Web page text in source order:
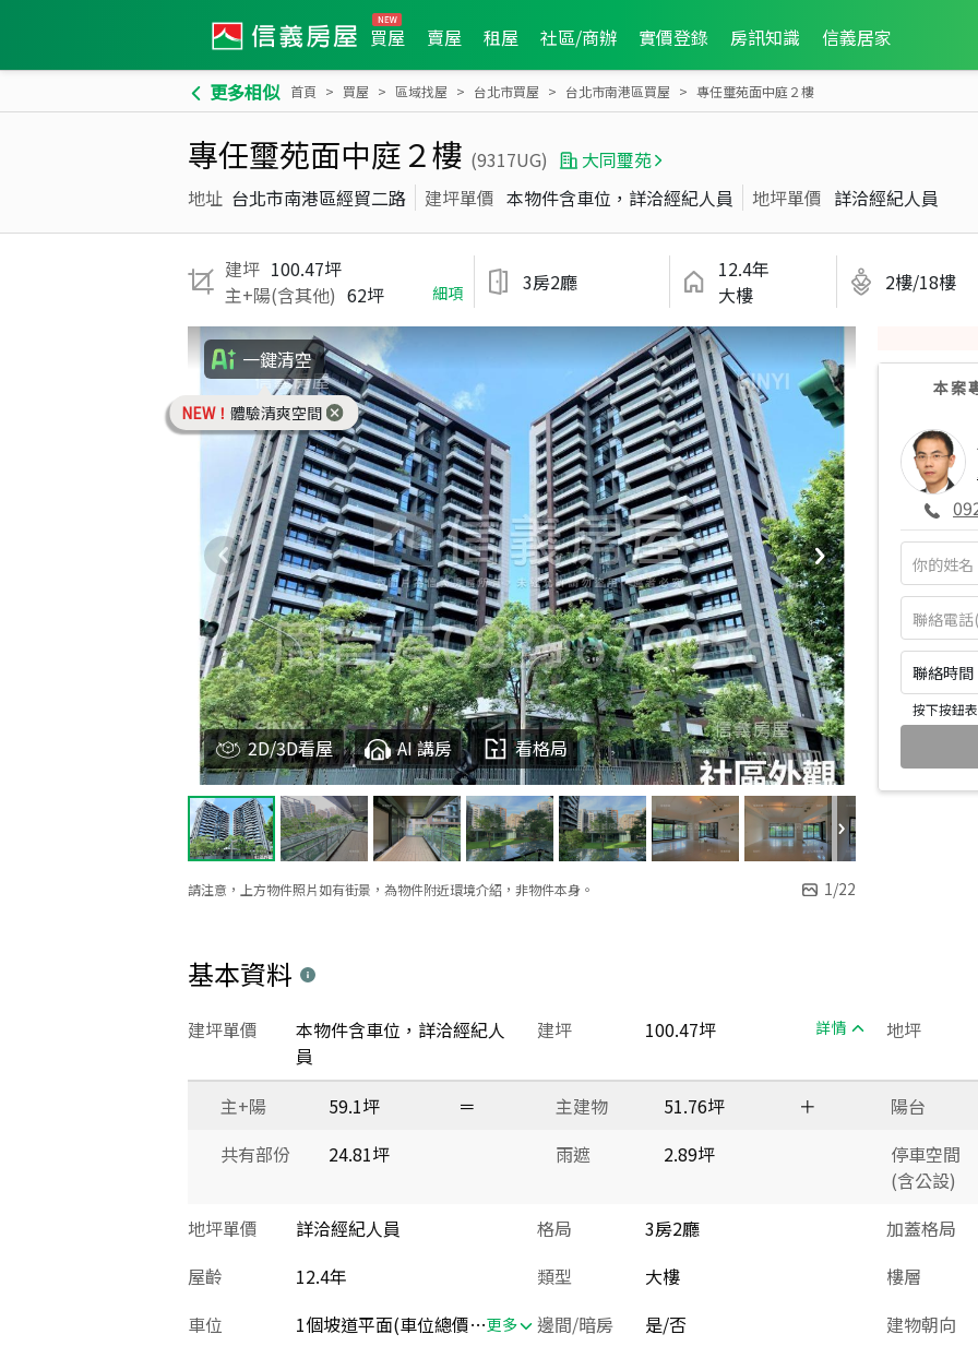
買屋 賣屋 租屋 社區/商辦 實價登錄 房訊知識 信義居家
更多相似 首頁 買屋 區域找屋 台北市買屋 台北市南港區買屋 專任璽苑面中庭２樓
專任璽苑面中庭２樓 (9317UG)
大同璽苑
地址 台北市南港區經貿二路 建坪單價 本物件含車位，詳洽經紀人員 地坪單價 詳洽經紀人員
建坪 100.47坪
主+陽(含其他) 62坪 細項 3房2廳
12.4年
大樓
2樓/18樓
一鍵清空
NEW！ 體驗清爽空間
請注意，上方物件照片如有街景，為物件附近環境介紹，非物件本身。 1/22
2D/3D看屋 AI 講房 看格局
本案
聯絡時
按下按鈕
基本資料
建坪 100.47坪 詳情
建坪單價
本物件含車位，詳洽經紀人
員
地坪
主+陽 59.1坪 ＝ 主建物 51.76坪 ＋
陽台
共有部份
24.81坪 雨遮 2.89坪
停車空間
(含公設)
地坪單價
詳洽經紀人員 格局 3房2廳
加蓋格局
屋齡
12.4年 類型 大樓
樓層
車位
1個坡道平面(車位總價：350萬)更多 邊間/暗房 是/否
建物朝向